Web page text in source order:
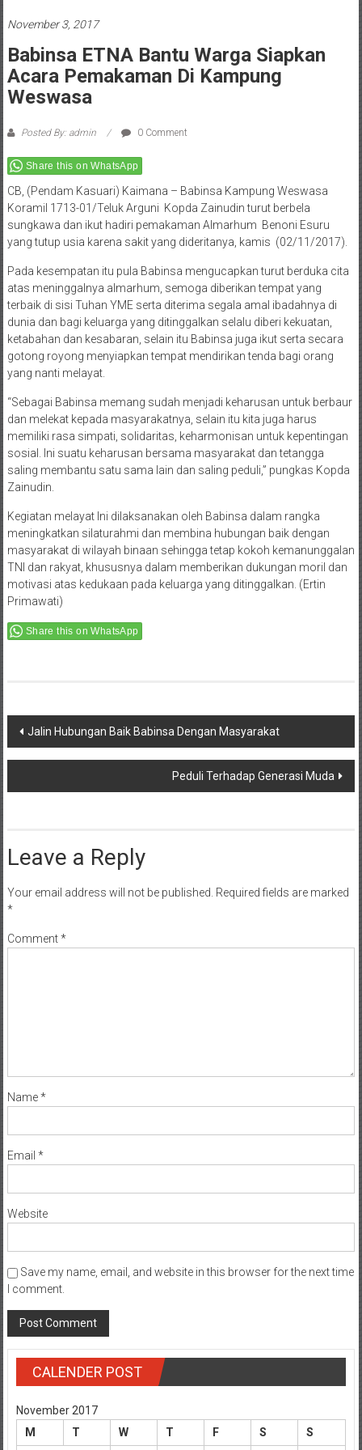
November 3, 2017
Babinsa ETNA Bantu Warga Siapkan
Acara Pemakaman Di Kampung
Weswasa
Posted By: admin 0 Comment
Share this on WhatsApp
CB, (Pendam Kasuari) Kaimana – Babinsa Kampung Weswasa
Koramil 1713-01/Teluk Arguni Kopda Zainudin turut berbela
sungkawa dan ikut hadiri pemakaman Almarhum Benoni Esuru
yang tutup usia karena sakit yang dideritanya, kamis (02/11/2017).
Pada kesempatan itu pula Babinsa mengucapkan turut berduka cita
atas meninggalnya almarhum, semoga diberikan tempat yang
terbaik di sisi Tuhan YME serta diterima segala amal ibadahnya di
dunia dan bagi keluarga yang ditinggalkan selalu diberi kekuatan,
ketabahan dan kesabaran, selain itu Babinsa juga ikut serta secara
gotong royong menyiapkan tempat mendirikan tenda bagi orang
yang nanti melayat.
“Sebagai Babinsa memang sudah menjadi keharusan untuk berbaur
dan melekat kepada masyarakatnya, selain itu kita juga harus
memiliki rasa simpati, solidaritas, keharmonisan untuk kepentingan
sosial. Ini suatu keharusan bersama masyarakat dan tetangga
saling membantu satu sama lain dan saling peduli,” pungkas Kopda
Zainudin.
Kegiatan melayat Ini dilaksanakan oleh Babinsa dalam rangka
meningkatkan silaturahmi dan membina hubungan baik dengan
masyarakat di wilayah binaan sehingga tetap kokoh kemanunggalan
TNI dan rakyat, khususnya dalam memberikan dukungan moril dan
motivasi atas kedukaan pada keluarga yang ditinggalkan. (Ertin
Primawati)
Share this on WhatsApp
Post
navigation
Jalin Hubungan Baik Babinsa Dengan Masyarakat
Peduli Terhadap Generasi Muda
Leave a Reply
Your email address will not be published. Required fields are marked
*
Comment*
Name*
Email *
Website
Save my name, email, and website in this browser for the next time
I comment.
CALENDER POST
November 2017
M
T W T F S S